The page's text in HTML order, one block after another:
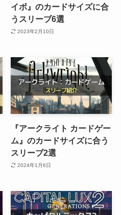
イボ』のカードサイズに合
うスリーブ6選
2023年2月10日
『アークライト カードゲー
ム』のカードサイズに合う
スリーブ2選
2024年1月6日